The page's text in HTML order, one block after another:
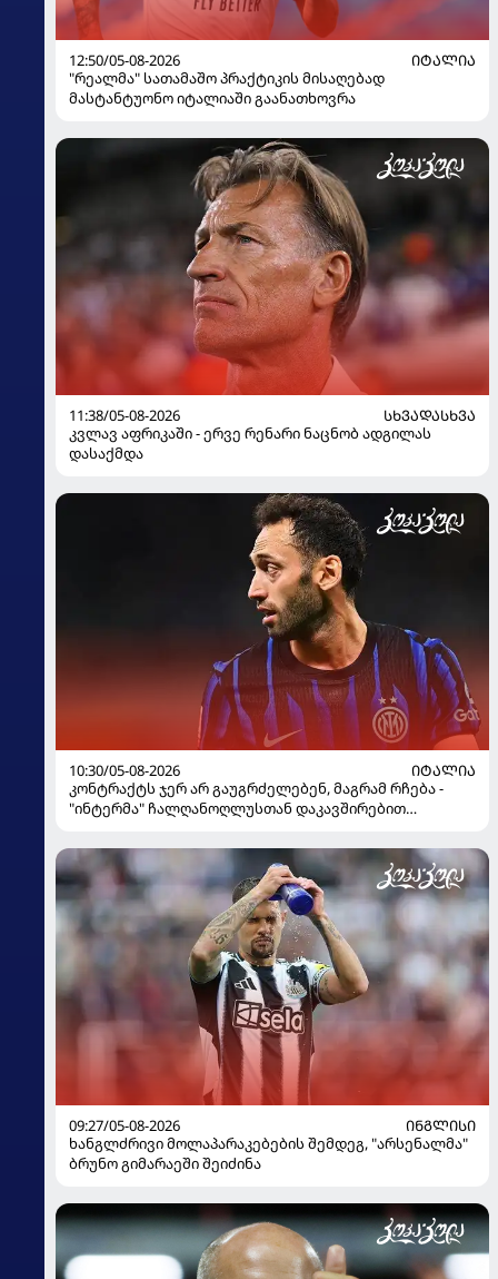
12:50/05-08-2026
ᲘᲢᲐᲚᲘᲐ
"რეალმა" სათამაშო პრაქტიკის მისაღებად
მასტანტუონო იტალიაში გაანათხოვრა
11:38/05-08-2026
ᲡᲮᲕᲐᲓᲐᲡᲮᲕᲐ
კვლავ აფრიკაში - ერვე რენარი ნაცნობ ადგილას
დასაქმდა
10:30/05-08-2026
ᲘᲢᲐᲚᲘᲐ
კონტრაქტს ჯერ არ გაუგრძელებენ, მაგრამ რჩება -
"ინტერმა" ჩალღანოღლუსთან დაკავშირებით
09:27/05-08-2026
ᲘᲜᲒᲚᲘᲡᲘ
ხანგლძრივი მოლაპარაკებების შემდეგ, "არსენალმა"
ბრუნო გიმარაეში შეიძინა